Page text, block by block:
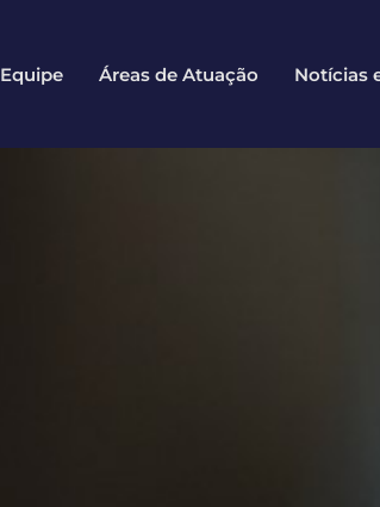
Equipe Áreas de Atuação Notícias